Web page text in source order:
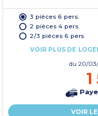
3 pièces 6 pers.
2 pièces 4 pers.
2/3 pièces 6 pers.
VOIR PLUS DE
du 20/
VOIR